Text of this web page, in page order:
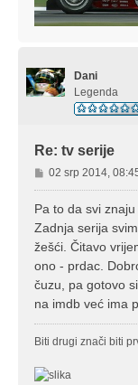
Dani
Legenda
Re: tv serije
P
o
s
02 srp 2014,
Pa to da svi
Zadnja serija
žešći. Čitavo
ono - prdac.
čuzu, pa gotovo
na imdb već ima
Biti drugi znači biti